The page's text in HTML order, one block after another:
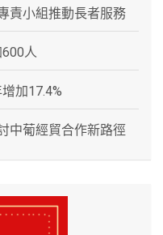
責小組推動長者服務
人
加17.4%
中葡經貿合作新路徑